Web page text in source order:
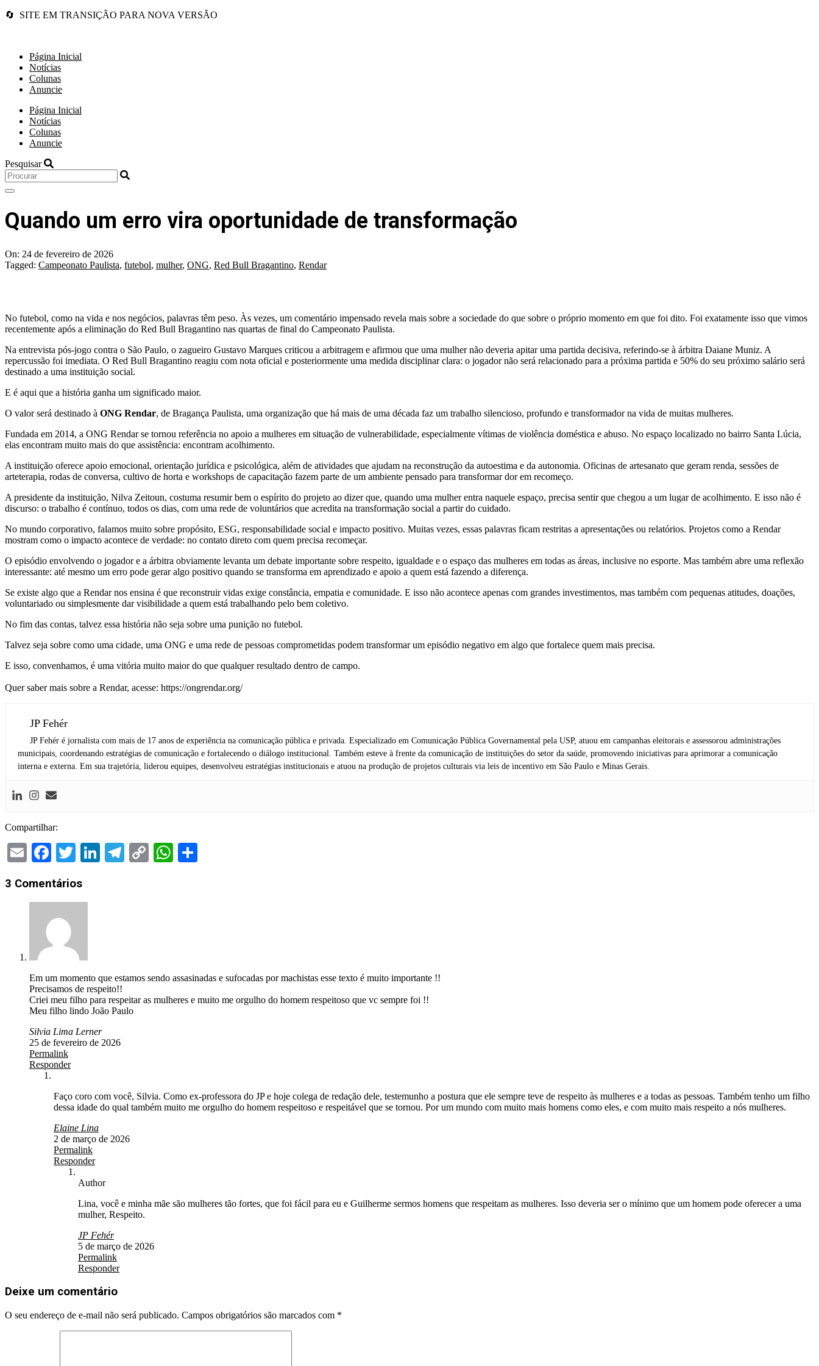
🔄 SITE EM TRANSIÇÃO PARA NOVA VERSÃO
Página Inicial
Notícias
Colunas
Anuncie
Página Inicial
Notícias
Colunas
Anuncie
Pesquisar
Quando um erro vira oportunidade de transformação
On: 24 de fevereiro de 2026
Tagged: Campeonato Paulista, futebol, mulher, ONG, Red Bull Bragantino, Rendar
No futebol, como na vida e nos negócios, palavras têm peso. Às vezes, um comentário impensado revela mais sobre a sociedade do que sobre o próprio momento em que foi dito. Foi exatamente isso que vimos
recentemente após a eliminação do Red Bull Bragantino nas quartas de final do Campeonato Paulista.
Na entrevista pós-jogo contra o São Paulo, o zagueiro Gustavo Marques criticou a arbitragem e afirmou que uma mulher não deveria apitar uma partida decisiva, referindo-se à árbitra Daiane Muniz. A
repercussão foi imediata. O Red Bull Bragantino reagiu com nota oficial e posteriormente uma medida disciplinar clara: o jogador não será relacionado para a próxima partida e 50% do seu próximo salário será
destinado a uma instituição social.
E é aqui que a história ganha um significado maior.
O valor será destinado à ONG Rendar, de Bragança Paulista, uma organização que há mais de uma década faz um trabalho silencioso, profundo e transformador na vida de muitas mulheres.
Fundada em 2014, a ONG Rendar se tornou referência no apoio a mulheres em situação de vulnerabilidade, especialmente vítimas de violência doméstica e abuso. No espaço localizado no bairro Santa Lúcia,
elas encontram muito mais do que assistência: encontram acolhimento.
A instituição oferece apoio emocional, orientação jurídica e psicológica, além de atividades que ajudam na reconstrução da autoestima e da autonomia. Oficinas de artesanato que geram renda, sessões de
arteterapia, rodas de conversa, cultivo de horta e workshops de capacitação fazem parte de um ambiente pensado para transformar dor em recomeço.
A presidente da instituição, Nilva Zeitoun, costuma resumir bem o espírito do projeto ao dizer que, quando uma mulher entra naquele espaço, precisa sentir que chegou a um lugar de acolhimento. E isso não é
discurso: o trabalho é contínuo, todos os dias, com uma rede de voluntários que acredita na transformação social a partir do cuidado.
No mundo corporativo, falamos muito sobre propósito, ESG, responsabilidade social e impacto positivo. Muitas vezes, essas palavras ficam restritas a apresentações ou relatórios. Projetos como a Rendar
mostram como o impacto acontece de verdade: no contato direto com quem precisa recomeçar.
O episódio envolvendo o jogador e a árbitra obviamente levanta um debate importante sobre respeito, igualdade e o espaço das mulheres em todas as áreas, inclusive no esporte. Mas também abre uma reflexão
interessante: até mesmo um erro pode gerar algo positivo quando se transforma em aprendizado e apoio a quem está fazendo a diferença.
Se existe algo que a Rendar nos ensina é que reconstruir vidas exige constância, empatia e comunidade. E isso não acontece apenas com grandes investimentos, mas também com pequenas atitudes, doações,
voluntariado ou simplesmente dar visibilidade a quem está trabalhando pelo bem coletivo.
No fim das contas, talvez essa história não seja sobre uma punição no futebol.
Talvez seja sobre como uma cidade, uma ONG e uma rede de pessoas comprometidas podem transformar um episódio negativo em algo que fortalece quem mais precisa.
E isso, convenhamos, é uma vitória muito maior do que qualquer resultado dentro de campo.
Quer saber mais sobre a Rendar, acesse: https://ongrendar.org/
JP Fehér
JP Fehér é jornalista com mais de 17 anos de experiência na comunicação pública e privada. Especializado em Comunicação Pública Governamental pela USP, atuou em campanhas eleitorais e assessorou administrações
municipais, coordenando estratégias de comunicação e fortalecendo o diálogo institucional. Também esteve à frente da comunicação de instituições do setor da saúde, promovendo iniciativas para aprimorar a comunicação
interna e externa. Em sua trajetória, liderou equipes, desenvolveu estratégias institucionais e atuou na produção de projetos culturais via leis de incentivo em São Paulo e Minas Gerais.
Compartilhar:
EmailFacebook
TwitterLinkedIn
Telegram
CopyWhatsApp
2026-
02-
3 Comentários
Em um momento que estamos sendo assasinadas e sufocadas por machistas esse texto é muito importante !!
Precisamos de respeito!!
Criei meu filho para respeitar as mulheres e muito me orgulho do homem respeitoso que vc sempre foi !!
Meu filho lindo João Paulo
Silvia Lima Lerner
25 de fevereiro de 2026
Permalink
Responder
Faço coro com você, Silvia. Como ex-professora do JP e hoje colega de redação dele, testemunho a postura que ele sempre teve de respeito às mulheres e a todas as pessoas. Também tenho um filho
dessa idade do qual também muito me orgulho do homem respeitoso e respeitável que se tornou. Por um mundo com muito mais homens como eles, e com muito mais respeito a nós mulheres.
Elaine Lina
2 de março de 2026
Permalink
Responder
Author
Lina, você e minha mãe são mulheres tão fortes, que foi fácil para eu e Guilherme sermos homens que respeitam as mulheres. Isso deveria ser o mínimo que um homem pode oferecer a uma
mulher, Respeito.
JP Fehér
5 de março de 2026
Permalink
Responder
Deixe um comentário
O seu endereço de e-mail não será publicado. Campos obrigatórios são marcados com *